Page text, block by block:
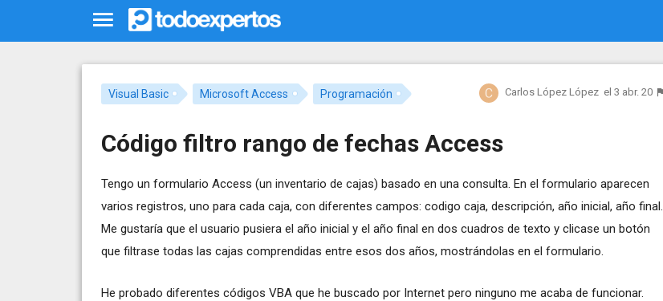
Visual Basic Microsoft Access Programación Carlos López López el 3 abr. 20
Código filtro rango de fechas Access
Tengo un formulario Access (un inventario de cajas) basado en una consulta. En el formulario aparecen
varios registros, uno para cada caja, con diferentes campos: codigo caja, descripción, año inicial, año final.
Me gustaría que el usuario pusiera el año inicial y el año final en dos cuadros de texto y clicase un botón
que filtrase todas las cajas comprendidas entre esos dos años, mostrándolas en el formulario.
He probado diferentes códigos VBA que he buscado por Internet pero ninguno me acaba de funcionar.